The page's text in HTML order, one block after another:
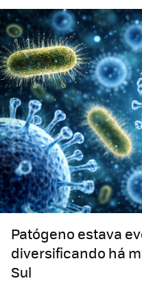
Patógeno estava
diversificando há
Sul